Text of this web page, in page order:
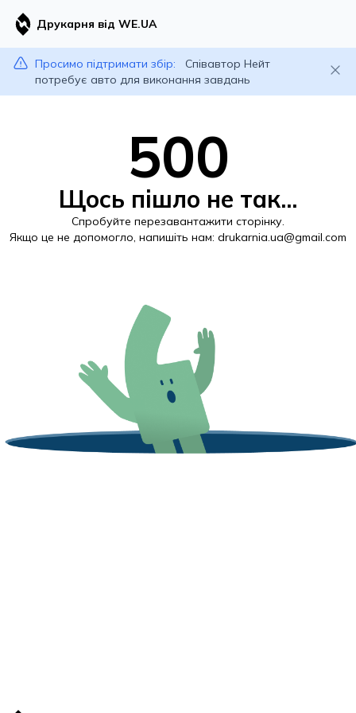
Друкарня від WE.UA
Просимо підтримати збір:
Співавтор Нейт
потребує авто для виконання завдань
500
Щось пішло не так...
Спробуйте перезавантажити сторінку.
Якщо це не допомогло, напишіть нам: drukarnia.ua@gmail.com